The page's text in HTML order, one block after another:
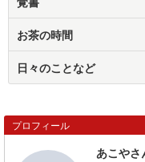
お茶の時間
日々のことなど
プロフィール
あこやさ